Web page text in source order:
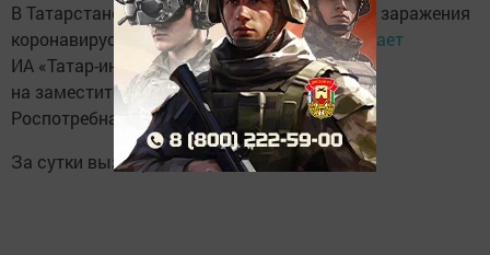
В Татарстане за сyтки выявили 998 случаев заражения
коронавирусной инфекцией. Об этомсообщает
ИА «Татар-информ» со ссылкой
на заместителя руководителя Управления
Роспотребнадзора по РТ Любовь Авдонину.
За сутки выздорoвело 1573 пациента.